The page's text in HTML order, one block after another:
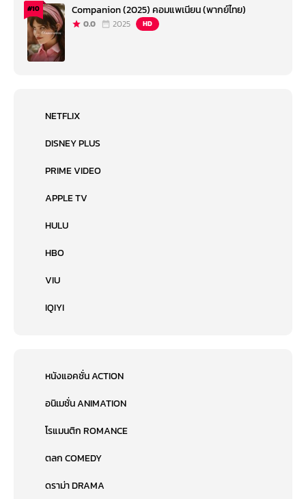
#10 Companion (2025) คอมแพเนียน (พากย์ไทย)
0.0 2025 HD
NETFLIX
DISNEY PLUS
PRIME VIDEO
APPLE TV
HULU
HBO
VIU
IQIYI
หนังแอคชั่น ACTION
อนิเมชั่น ANIMATION
โรแมนติก ROMANCE
ตลก COMEDY
ดราม่า DRAMA